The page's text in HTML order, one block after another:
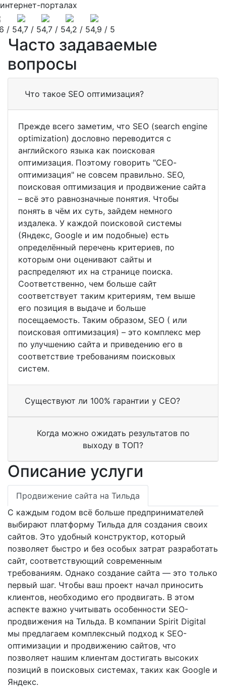
интернет-порталах
/ 54,7 / 54,7 / 54,2 / 54,9 / 5
Часто задаваемые
вопросы
Что такое SEO оптимизация?
Прежде всего заметим, что SEO (search engine
optimization) дословно переводится с
английского языка как поисковая
оптимизация. Поэтому говорить "СЕО-
оптимизация" не совсем правильно. SEO,
поисковая оптимизация и продвижение сайта
– всё это равнозначные понятия. Чтобы
понять в чём их суть, зайдем немного
издалека. У каждой поисковой системы
(Яндекс, Google и им подобные) есть
определённый перечень критериев, по
которым они оценивают сайты и
распределяют их на странице поиска.
Соответственно, чем больше сайт
соответствует таким критериям, тем выше
его позиция в выдаче и больше
посещаемость. Таким образом, SEO ( или
поисковая оптимизация) – это комплекс мер
по улучшению сайта и приведению его в
соответствие требованиям поисковых
систем.
Существуют ли 100% гарантии у СЕО?
Когда можно ожидать результатов по
выходу в ТОП?
Описание услуги
Продвижение сайта на Тильда
С каждым годом всё больше предпринимателей
выбирают платформу Тильда для создания своих
сайтов. Это удобный конструктор, который
позволяет быстро и без особых затрат разработать
сайт, соответствующий современным
требованиям. Однако создание сайта — это только
первый шаг. Чтобы ваш проект начал приносить
клиентов, необходимо его продвигать. В этом
аспекте важно учитывать особенности SEO-
продвижения на Тильда. В компании Spirit Digital
мы предлагаем комплексный подход к SEO-
оптимизации и продвижению сайтов, что
позволяет нашим клиентам достигать высоких
позиций в поисковых системах, таких как Google и
Яндекс.